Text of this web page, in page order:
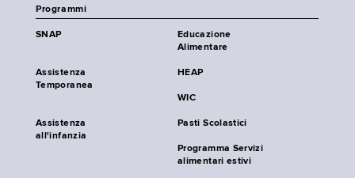
Programmi
SNAP
Educazione
Alimentare
Assistenza
Temporanea
HEAP
WIC
Assistenza
all'infanzia
Pasti Scolastici
Programma Servizi
alimentari estivi